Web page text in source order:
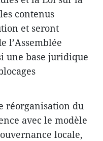
contenus
et seront
l’Assemblée
une base juridique
réorganisation du
avec le modèle
locale,